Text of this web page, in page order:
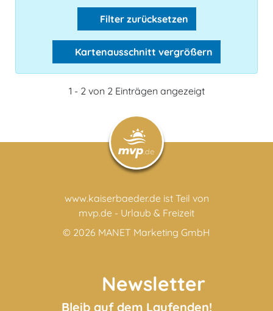
Filter zurücksetzen
Kartenausschnitt vergrößern
1 - 2 von 2 Einträgen angezeigt
www.kaiserbaeder.de ist Teil von
mvp.de - Urlaub & Freizeit
© 2026 MANET Marketing GmbH
Newsletter
Bleib auf dem Laufenden!